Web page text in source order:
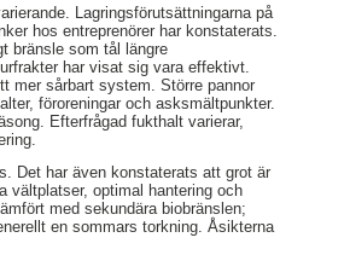
Lagringsförutsättningarna på
hos entreprenörer har konstaterats.
bränsle som tål längre
har visat sig vara effektivt.
mer sårbart system. Större pannor
föroreningar och asksmältpunkter.
Efterfrågad fukthalt varierar,
Det har även konstaterats att grot är
vältplatser, optimal hantering och
med sekundära biobränslen;
en sommars torkning. Åsikterna